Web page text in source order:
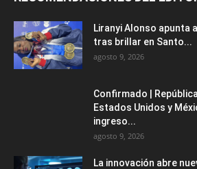
Liranyi Alonso apunta
tras brillar en Santo...
agosto 9, 2026
Confirmado |
Estados Unidos y
ingreso...
agosto 9, 2026
La innovación abre